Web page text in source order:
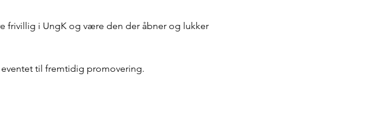
frivillig i UngK og være den der åbner og lukker
til fremtidig promovering.